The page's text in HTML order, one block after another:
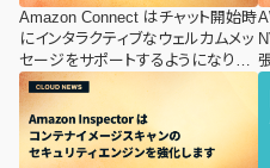
Amazon Connect はチャット開始時
にインタラクティブなウェルカムメッ
セージをサポートするようになりま
した